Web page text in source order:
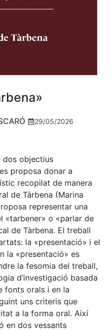
29/05/2026
dos objectius
proposa donar a
recopilat de manera
de Tàrbena (Marina
representar una
«tarbener» o «parlar de
de Tàrbena. El treball
la «presentació» i el
la «presentació» es
la fesomia del treball,
d’investigació basada
fonts orals i en la
uns criteris que
a la forma oral. Així
en dos vessants